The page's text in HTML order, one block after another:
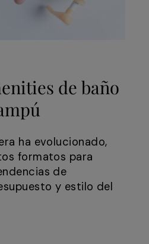
de baño
ha evolucionado,
formatos para
de
y estilo del